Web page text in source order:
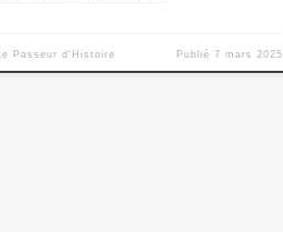
Passeur d'Histoire Publié 7 mars 2025